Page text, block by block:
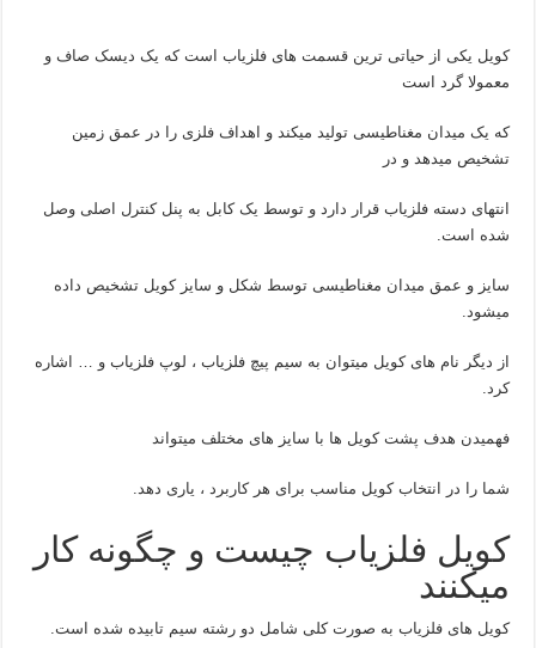
کویل یکی از حیاتی ترین قسمت های فلزیاب است که یک دیسک صاف و
معمولا گرد است
که یک میدان مغناطیسی تولید میکند و اهداف فلزی را در عمق زمین
تشخیص میدهد و در
انتهای دسته فلزیاب قرار دارد و توسط یک کابل به پنل کنترل اصلی وصل
شده است.
سایز و عمق میدان مغناطیسی توسط شکل و سایز کویل تشخیص داده
میشود.
از دیگر نام های کویل میتوان به سیم پیچ فلزیاب ، لوپ فلزیاب و … اشاره
کرد.
فهمیدن هدف پشت کویل ها با سایز های مختلف میتواند
شما را در انتخاب کویل مناسب برای هر کاربرد ، یاری دهد.
کویل فلزیاب چیست و چگونه کار
میکنند
کویل های فلزیاب به صورت کلی شامل دو رشته سیم تابیده شده است.